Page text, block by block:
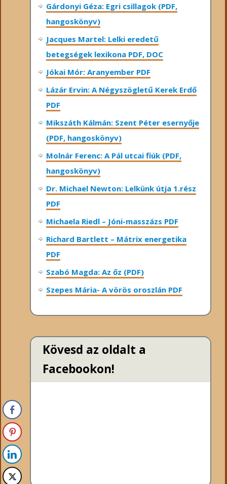
Gárdonyi Géza: Egri csillagok (PDF,
hangoskönyv)
Jacques Martel: Lelki eredetű
betegségek lexikona PDF, DOC
Jókai Mór: Aranyember PDF
Lázár Ervin: A Négyszögletű Kerek Erdő
PDF
Mikszáth Kálmán: Szent Péter esernyője
(PDF, hangoskönyv)
Molnár Ferenc: A Pál utcai fiúk (PDF,
hangoskönyv)
Dr. Michael Newton: Lelkünk útja 1.rész
PDF
Michaela Riedl – Jóni-masszázs PDF
Richard Bartlett – Mátrix energetika
PDF
Szabó Magda: Az őz (PDF)
Szepes Mária- A vörös oroszlán PDF
Kövesd az oldalt a
Facebookon!